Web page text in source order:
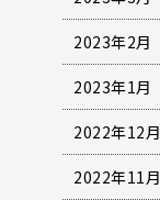
2023年2月
2023年1月
2022年12月
2022年11月